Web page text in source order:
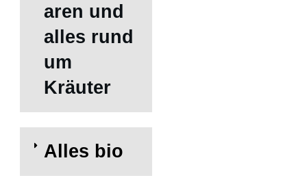
aren und
alles rund
um
Kräuter
A lles bio